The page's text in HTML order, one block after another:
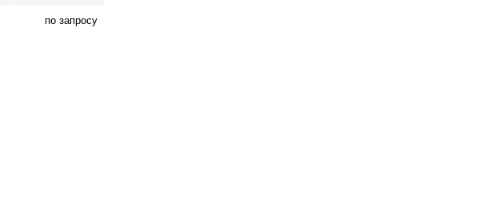
по запросу